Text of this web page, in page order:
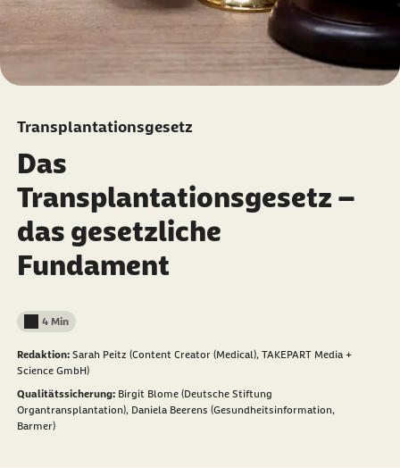
Transplantationsgesetz
Das
Transplantationsgesetz –
das gesetzliche
Fundament
Lesedauer weniger als
4 Min
Redaktion: Sarah Peitz (Content Creator (Medical), TAKEPART Media +
Science GmbH)
Qualitätssicherung: Birgit Blome (Deutsche Stiftung
Organtransplantation), Daniela Beerens (Gesundheitsinformation,
Barmer)